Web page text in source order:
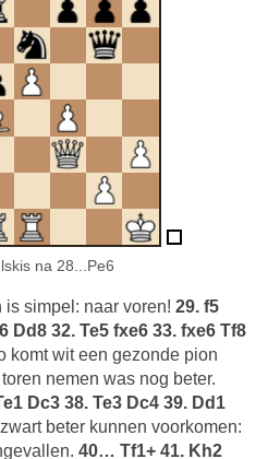
na 28...Pe6
simpel: naar voren! 29. f5
Dd8 32. Te5 fxe6 33. fxe6 Tf8
komt wit een gezonde pion
nemen was nog beter.
Dc3 38. Te3 Dc4 39. Dd1
beter kunnen voorkomen:
40… Tf1+ 41. Kh2